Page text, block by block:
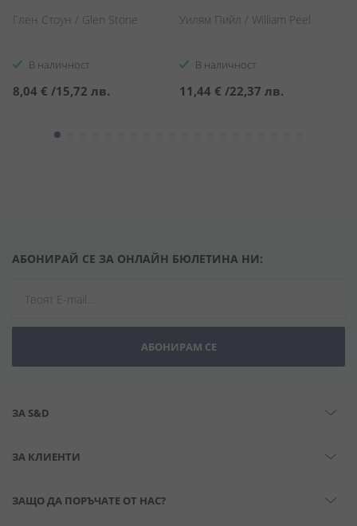
Глен Стоун / Glen Stone
В наличност
8,04 € /15,72 лв.
Уилям Пийл / William Peel
В наличност
11,44 € /22,37 лв.
АБОНИРАЙ СЕ ЗА ОНЛАЙН БЮЛЕТИНА НИ:
АБОНИРАМ СЕ
ЗА S&D
ЗА КЛИЕНТИ
ЗАЩО ДА ПОРЪЧАТЕ ОТ НАС?